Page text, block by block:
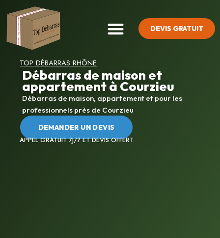
DEVIS GRATUIT
TOP DÉBARRAS RHÔNE
Débarras de maison et
appartement à Courzieu
Débarras de maison, appartement et pour les
professionnels près de Courzieu
DEMANDER UN DEVIS
APPEL GRATUIT 7J/7 ET DEVIS OFFERT